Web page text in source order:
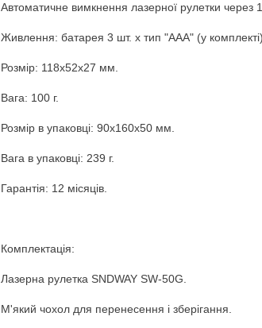
Автоматичне вимкнення лазерної рулетки через
Живлення: батарея 3 шт. x тип "ААА" (у комплекті).
Розмір: 118x52x27 мм.
Вага: 100 г.
Розмір в упаковці: 90x160x50 мм.
Вага в упаковці: 239 г.
Гарантія: 12 місяців.
Комплектація:
Лазерна рулетка SNDWAY SW-50G.
М'який чохол для перенесення і зберігання.